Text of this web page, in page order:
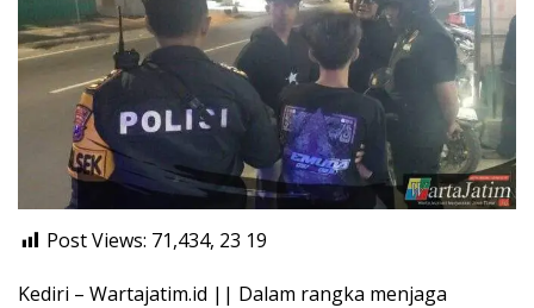
Post Views: 71,434, 23 19
Kediri – Wartajatim.id || Dalam rangka menjaga